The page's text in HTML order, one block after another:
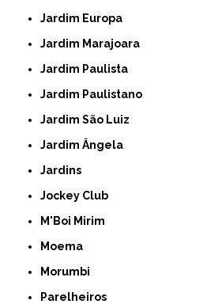
Jardim Europa
Jardim Marajoara
Jardim Paulista
Jardim Paulistano
Jardim São Luiz
Jardim Ângela
Jardins
Jockey Club
M'Boi Mirim
Moema
Morumbi
Parelheiros